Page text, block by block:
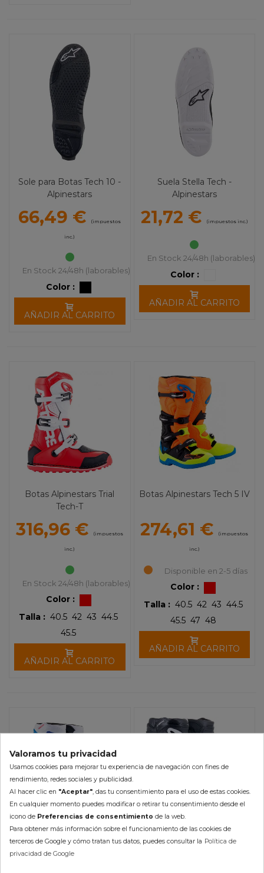
Sole para Botas Tech 10 -
Alpinestars
66,49 € (impuestos
inc.)
En Stock 24/48h (laborables)
Color :
AÑADIR AL CARRITO
Suela Stella Tech -
Alpinestars
21,72 € (impuestos inc.)
En Stock 24/48h (laborables)
Color :
AÑADIR AL CARRITO
Botas Alpinestars Trial
Tech-T
316,96 € (impuestos
inc.)
En Stock 24/48h (laborables)
Color :
Talla : 40.5 42 43 44.5
45.5
AÑADIR AL CARRITO
Botas Alpinestars Tech 5 IV
274,61 € (impuestos
inc.)
Disponible en 2-5 días
Color :
Talla : 40.5 42 43 44.5
45.5 47 48
AÑADIR AL CARRITO
Botas Alpinestars Tech 3 IV
Valoramos tu privacidad
Usamos cookies para mejorar tu experiencia de navegación con fines de
rendimiento, redes sociales y publicidad.
Al hacer clic en "Aceptar", das tu consentimiento para el uso de estas cookies.
En cualquier momento puedes modificar o retirar tu consentimiento desde el
icono de Preferencias de consentimiento de la web.
Para obtener más información sobre el funcionamiento de las cookies de
terceros de Google y cómo tratan tus datos, puedes consultar la Política de
privacidad de Google